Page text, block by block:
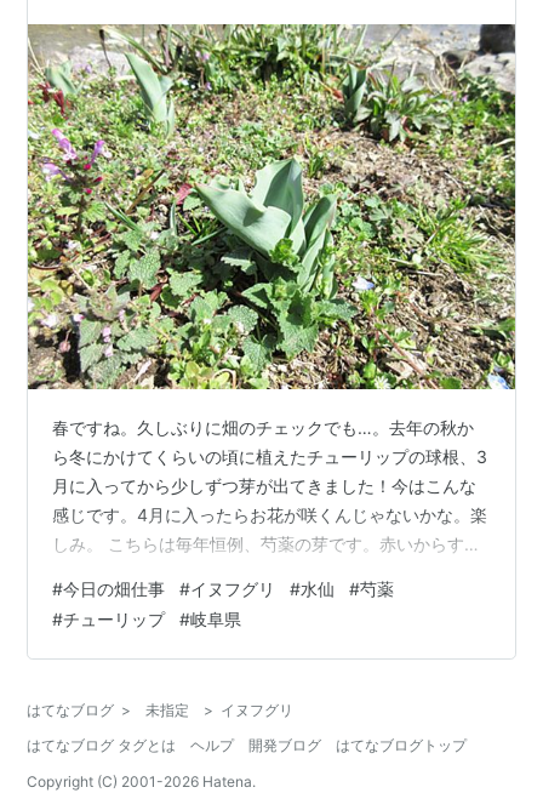
春ですね。久しぶりに畑のチェックでも…。去年の秋か
ら冬にかけてくらいの頃に植えたチューリップの球根、3
月に入ってから少しずつ芽が出てきました！今はこんな
感じです。4月に入ったらお花が咲くんじゃないかな。楽
しみ。 こちらは毎年恒例、芍薬の芽です。赤いからすぐ
らは葉っぱのみというか…。お花のつぼみらしきものは
確認できません。 仕方ないので、昔、亡き祖母が勝手に
河原に植えたという、元・うちの水仙を今年も少し回収
つぼみつき。 私は春の野に咲くお花が大好き！イヌフグ
リは毎年勝手に咲くんですけれど、一面に…
#今日の畑仕事 #イヌフグリ #水仙 #芍薬
#チューリップ #岐阜県
はてなブログ > 未指定 > イヌフグリ
はてなブログ タグとは
ヘルプ 開発ブログ
はてなブログトップ
Copyright (C) 2001-2026 Hatena.